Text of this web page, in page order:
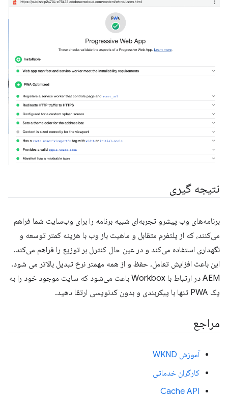
نتیجه گیری
برنامه‌های وب پیشرو تجربه‌ای شبیه برنامه را برای وب‌سایت شما فراهم
می‌کنند، که از پلتفرم متقابل و ماهیت باز وب با هزینه کمتر توسعه و
نگهداری استفاده می‌کند و در عین حال کنترل بر توزیع را فراهم می‌کند.
این باعث افزایش تعامل، حفظ و از همه مهمتر نرخ تبدیل بالاتر می شود.
AEM در ارتباط با Workbox باعث می‌شود که سایت موجود خود را به
یک PWA تنها با پیکربندی و بدون کدنویسی ارتقا دهید.
مراجع
آموزش WKND
کارگران خدماتی
Cache API